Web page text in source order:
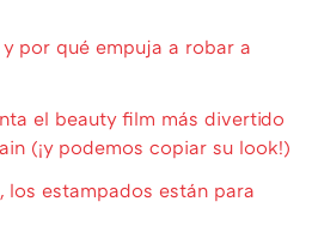
por qué empuja a robar a
el beauty film más divertido
(¡y podemos copiar su look!)
los estampados están para